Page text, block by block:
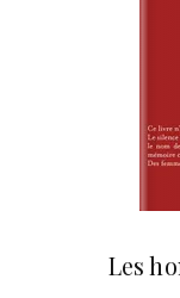
Les